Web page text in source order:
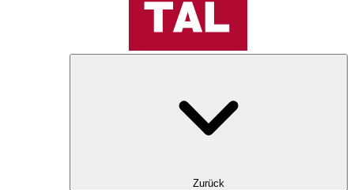
Zurück